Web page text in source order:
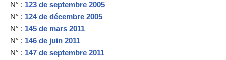
N° : 123 de septembre 2005
N° : 124 de décembre 2005
N° : 145 de mars 2011
N° : 146 de juin 2011
N° : 147 de septembre 2011